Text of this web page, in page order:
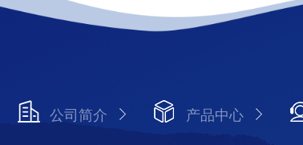
公司简介 产品中心